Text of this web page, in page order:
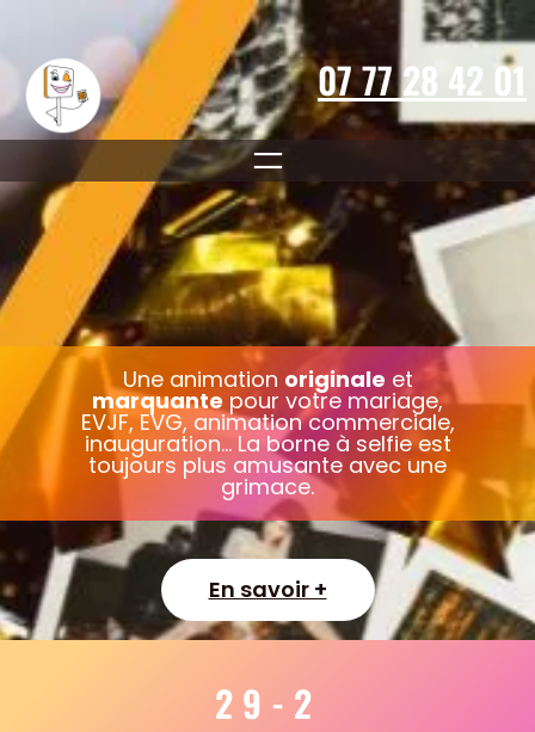
07 77 28 42 01
Une animation originale et
marquante pour votre mariage,
EVJF, EVG, animation commerciale,
inauguration… La borne à selfie est
toujours plus amusante avec une
grimace.
En savoir +
29-2